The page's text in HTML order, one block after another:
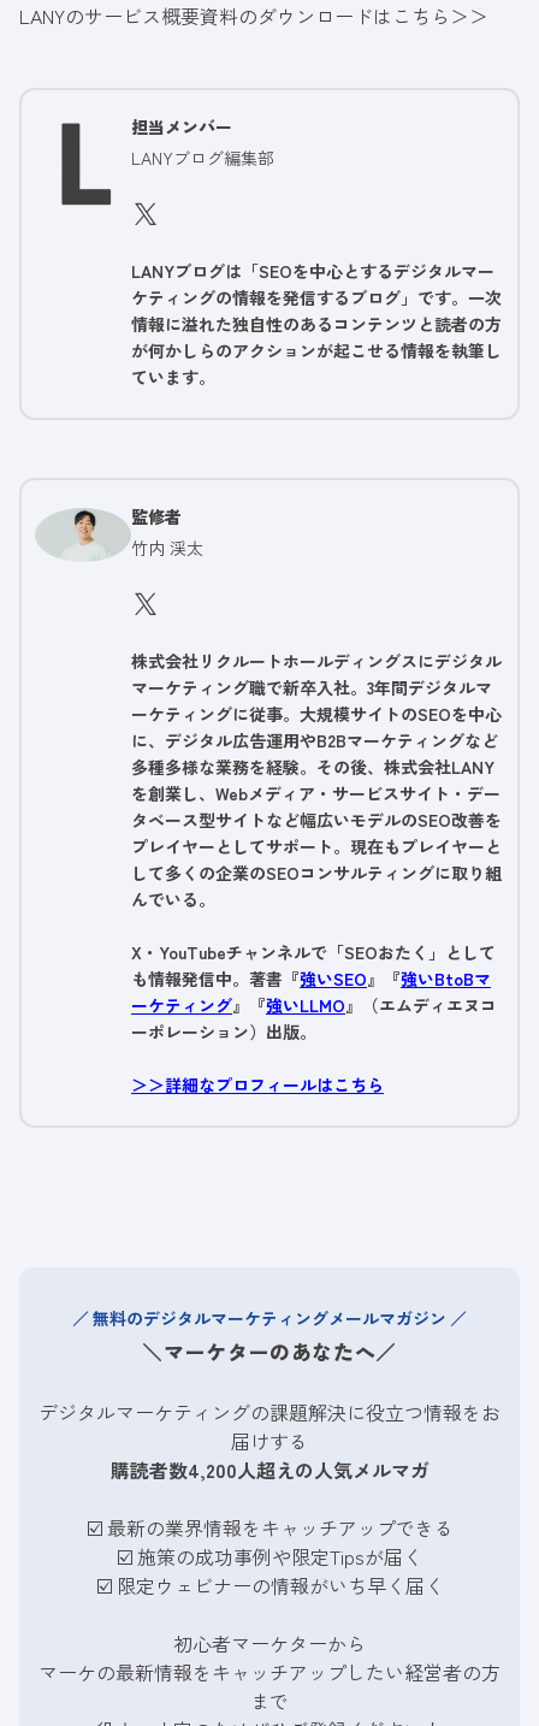
LANYのサービス概要資料のダウンロードはこちら＞＞
担当メンバー
LANYブログ編集部
LANYブログは「SEOを中心とするデジタルマー
ケティングの情報を発信するブログ」です。一次
情報に溢れた独自性のあるコンテンツと読者の方
が何かしらのアクションが起こせる情報を執筆し
ています。
監修者
竹内 渓太
株式会社リクルートホールディングスにデジタル
マーケティング職で新卒入社。3年間デジタルマ
ーケティングに従事。大規模サイトのSEOを中心
に、デジタル広告運用やB2Bマーケティングなど
多種多様な業務を経験。その後、株式会社LANY
を創業し、Webメディア・サービスサイト・デー
タベース型サイトなど幅広いモデルのSEO改善を
プレイヤーとしてサポート。現在もプレイヤーと
して多くの企業のSEOコンサルティングに取り組
んでいる。
X・YouTubeチャンネルで「SEOおたく」として
も情報発信中。著書『強いSEO』『強いBtoBマ
ーケティング』『強いLLMO』（エムディエヌコ
ーポレーション）出版。
＞＞詳細なプロフィールはこちら
無料のデジタルマーケティングメールマガジン
＼マーケターのあなたへ／
デジタルマーケティングの課題解決に役立つ情報をお
届けする
購読者数4,200人超えの人気メルマガ
☑️ 最新の業界情報をキャッチアップできる
☑️ 施策の成功事例や限定Tipsが届く
☑️ 限定ウェビナーの情報がいち早く届く
初心者マーケターから
マーケの最新情報をキャッチアップしたい経営者の方
まで